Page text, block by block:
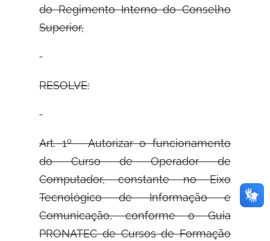
do Regimento Interno do Conselho
Superior,
RESOLVE:
Art. 1º - Autorizar o funcionamento
do Curso de Operador de
Computador, constante no Eixo
Tecnológico de Informação e
Comunicação, conforme o Guia
PRONATEC de Cursos de Formação